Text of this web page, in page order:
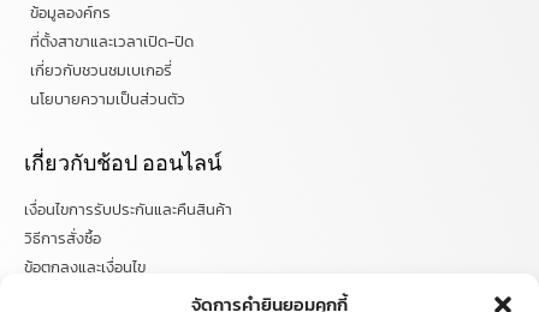
จัดการคำยินยอมคุกกี้
ข้อมูลองค์กร
ที่ตั้งสาขาและเวลาเปิด-ปิด
เกี่ยวกับชวนชมเบเกอรี่
นโยบายความเป็นส่วนตัว
เกี่ยวกับช้อป ออนไลน์
เงื่อนไขการรับประกันและคืนสินค้า
วิธีการสั่งซื้อ
ข้อตกลงและเงื่อนไข